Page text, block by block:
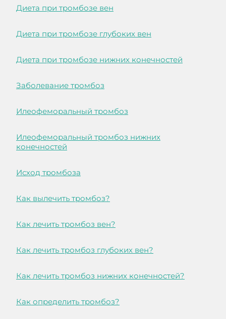
Диета при тромбозе вен
Диета при тромбозе глубоких вен
Диета при тромбозе нижних конечностей
Заболевание тромбоз
Илеофеморальный тромбоз
Илеофеморальный тромбоз нижних
конечностей
Исход тромбоза
Как вылечить тромбоз?
Как лечить тромбоз вен?
Как лечить тромбоз глубоких вен?
Как лечить тромбоз нижних конечностей?
Как определить тромбоз?